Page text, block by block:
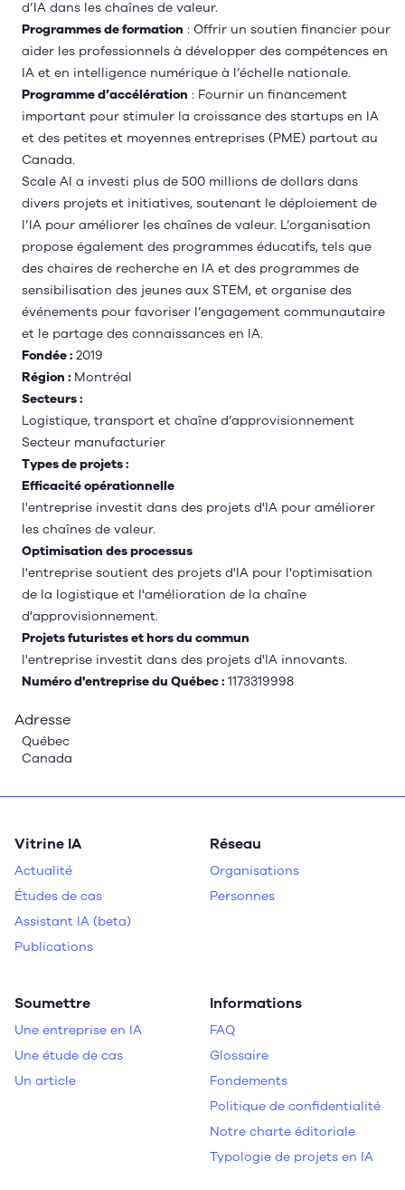
d’IA dans les chaînes de valeur.
Programmes de formation : Offrir un soutien financier pour
aider les professionnels à développer des compétences en
IA et en intelligence numérique à l’échelle nationale.
Programme d’accélération : Fournir un financement
important pour stimuler la croissance des startups en IA
et des petites et moyennes entreprises (PME) partout au
Canada.
Scale AI a investi plus de 500 millions de dollars dans
divers projets et initiatives, soutenant le déploiement de
l’IA pour améliorer les chaînes de valeur. L’organisation
propose également des programmes éducatifs, tels que
des chaires de recherche en IA et des programmes de
sensibilisation des jeunes aux STEM, et organise des
événements pour favoriser l’engagement communautaire
et le partage des connaissances en IA.
Fondée : 2019
Région : Montréal
Secteurs :
Logistique, transport et chaîne d’approvisionnement
Secteur manufacturier
Types de projets :
Efficacité opérationnelle
l'entreprise investit dans des projets d'IA pour améliorer
les chaînes de valeur.
Optimisation des processus
l'entreprise soutient des projets d'IA pour l'optimisation
de la logistique et l'amélioration de la chaîne
d'approvisionnement.
Projets futuristes et hors du commun
l'entreprise investit dans des projets d'IA innovants.
Numéro d'entreprise du Québec : 1173319998
Adresse
Québec
Canada
Vitrine IA
Actualité
Études de cas
Assistant IA (beta)
Publications
Réseau
Organisations
Personnes
Soumettre
Une entreprise en IA
Une étude de cas
Un article
Informations
FAQ
Glossaire
Fondements
Politique de confidentialité
Notre charte éditoriale
Typologie de projets en IA